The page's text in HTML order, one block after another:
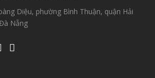
Diệu, phường Bình Thuận, quận Hải
Nẵng